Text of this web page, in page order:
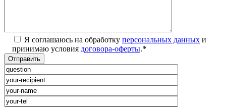
Я соглашаюсь на обработку персональных данных и
принимаю условия договора-оферты.*